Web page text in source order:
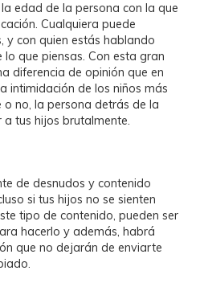
edad de la persona con la que
Cualquiera puede
y con quien estás hablando
que piensas. Con esta gran
diferencia de opinión que en
intimidación de los niños más
o no, la persona detrás de la
tus hijos brutalmente.
de desnudos y contenido
si tus hijos no se sienten
tipo de contenido, pueden ser
hacerlo y además, habrá
que no dejarán de enviarte